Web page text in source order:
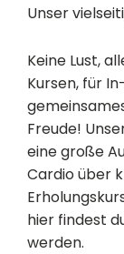
Unser
Keine Lust,
Kursen, für
Freude!
eine große
Cardio über
hier findest
werden.